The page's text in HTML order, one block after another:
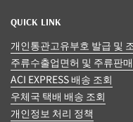
QUICK LINK
개인통관고유부호 발급 및
주류수출업면허 및 주류판
ACI EXPRESS 배송 조회
우체국 택배 배송 조회
개인정보 처리 정책